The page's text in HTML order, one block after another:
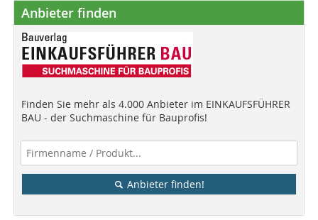
Anbieter finden
Finden Sie mehr als 4.000 Anbieter im EINKAUFSFÜHRER
BAU - der Suchmaschine für Bauprofis!
Anbieter finden!